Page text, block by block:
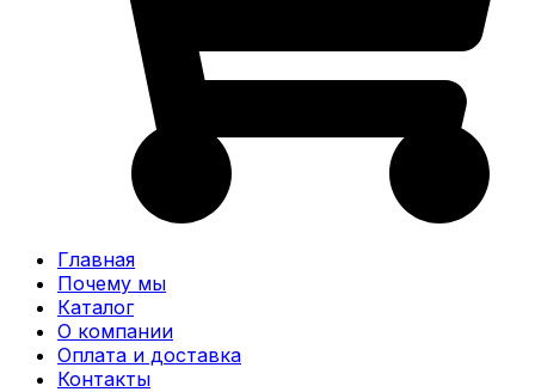
Главная
Почему мы
Каталог
О компании
Оплата и доставка
Контакты